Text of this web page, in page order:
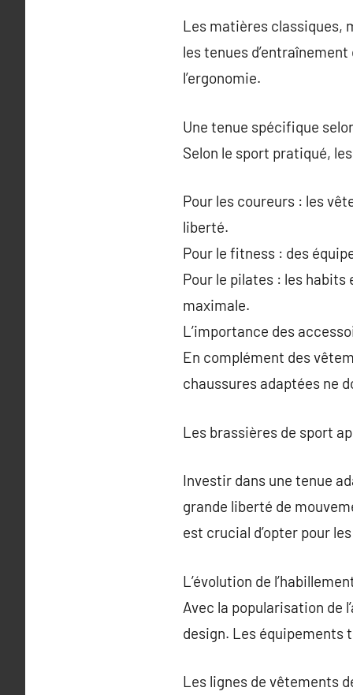
Les matières classiques,
les tenues
l’ergonomie.
Une tenue spécifique
Selon le sport pratiqué,
Pour les coureurs : les
liberté.
Pour le fitness : des
Pour le pilates : les
maximale.
L’importance des
En complément des
chaussures adaptées ne
Les brassières de sport
Investir dans une tenue
grande liberté de
est crucial d’opter pour
L’évolution de
Avec la popularisation de
design. Les équipements
Les lignes de vêtements